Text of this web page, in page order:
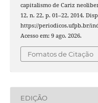
capitalismo de Cariz
12, n. 22, p. 01–22, 2014.
https://periodicos.ufpb.br/
Acesso em: 9 ago. 2026.
Fomatos de Citação
EDIÇÃO